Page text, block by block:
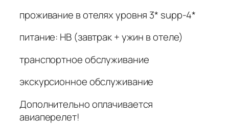
проживание в отелях уровня 3* supp-4*
питание: HB (завтрак + ужин в отеле)
транспортное обслуживание
экскурсионное обслуживание
Дополнительно оплачивается
авиаперелет!